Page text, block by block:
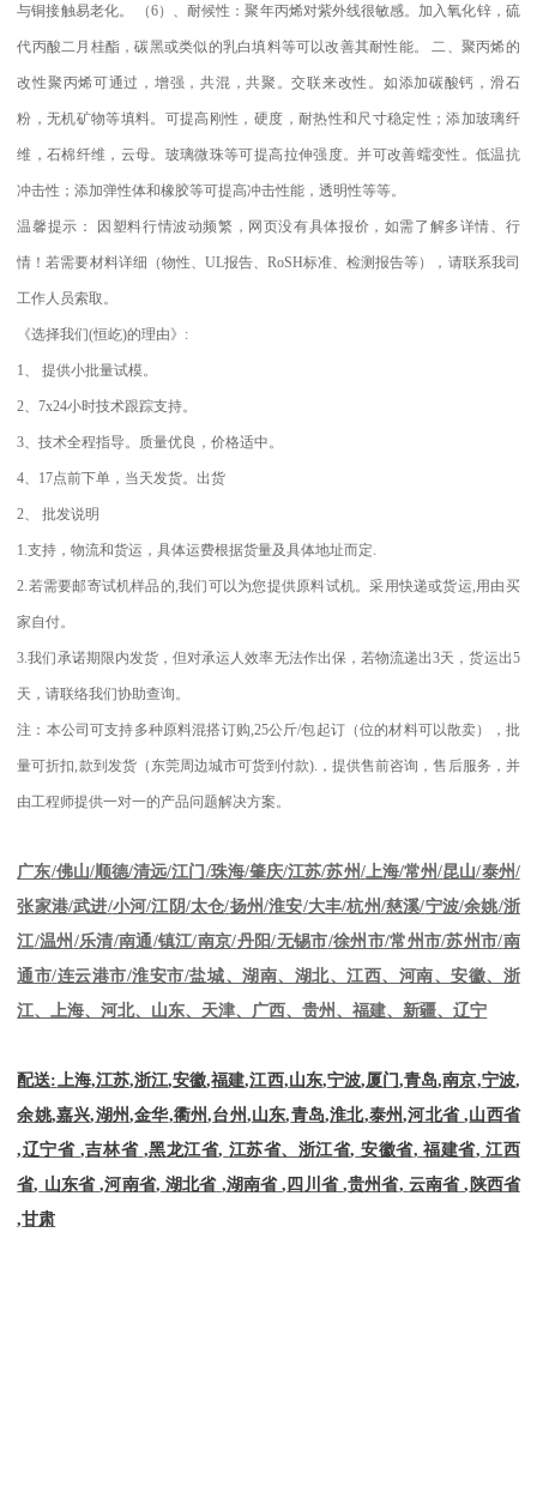
与铜接触易老化。 （6）、耐候性：聚年丙烯对紫外线很敏感。加入氧化锌，硫
代丙酸二月桂酯，碳黑或类似的乳白填料等可以改善其耐性能。二、聚丙烯的
改性聚丙烯可通过，增强，共混，共聚。交联来改性。如添加碳酸钙，滑石
粉，无机矿物等填料。可提高刚性，硬度，耐热性和尺寸稳定性；添加玻璃纤
维，石棉纤维，云母。玻璃微珠等可提高拉伸强度。并可改善蠕变性。低温抗
冲击性；添加弹性体和橡胶等可提高冲击性能，透明性等等。
温馨提示： 因塑料行情波动频繁，网页没有具体报价，如需了解多详情、行
情！若需要材料详细（物性、 UL报告、RoSH标准、检测报告等），请联系我司
工作人员索取。
《选择我们(恒屹)的理由》 :
1、提供小批量试模。
2、7x24小时技术跟踪支持。
3、技术全程指导。质量优良，价格适中。
4、 17点前下单，当天发货。出货
2、批发说明
1.支持，物流和货运，具体运费根据货量及具体地址而定.
2.若需要邮寄试机样品的,我们可以为您提供原料试机。采用快递或货运,用由买
家自付。
3.我们承诺期限内发货，但对承运人效率无法作出保，若物流递出3天，货运出5
天，请联络我们协助查询。
注：本公司可支持多种原料混搭订购,25公斤/包起订（位的材料可以散卖），批
量可折扣,款到发货（东莞周边城市可货到付款). ，提供售前咨询，售后服务，并
由工程师提供一对一的产品问题解决方案。
广东/佛山/顺德/清远/江门 /珠海/肇庆/江苏/苏州/上海/常州/昆山/泰州/
张家港/武进/小河/江阴/太仓/扬州/淮安/大丰/杭州/慈溪/宁波/余姚/浙
江/温州/乐清/南通/镇江/南京/丹阳/无锡市/徐州市/常州市/苏州市/南
通市/连云港市/淮安市/盐城、湖南、湖北、江西、河南、安徽、浙
江、上海、河北、山东、天津、广西、贵州、福建、新疆、辽宁
配送: 上海,江苏,浙江,安徽,福建,江西,山东,宁波,厦门,青岛,南京,宁波,
余姚,嘉兴,湖州,金华,衢州,台州,山东,青岛,淮北,泰州,河北省 ,山西省
,辽宁省 ,吉林省 ,黑龙江省, 江苏省、浙江省, 安徽省, 福建省, 江西
省, 山东省 ,河南省, 湖北省 ,湖南省 , 四川省 ,贵州省, 云南省 , 陕西省
,甘肃